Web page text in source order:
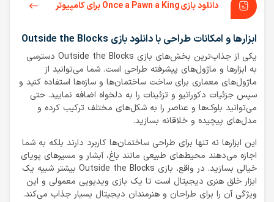
دانلود بازی Once a Pawn a King برای کامپیوتر
ابزارها و امکانات طراحی با دانلود بازی Outside the Blocks
یکی از جذاب‌ترین بخش‌های بازی Outside the Blocks دسترسی
به ابزارها و ماژول‌های پیشرفته طراحی است. شما می‌توانید از
ماژول‌های معماری برای ساخت ساختمان‌ها و سازه‌ها استفاده کنید و
سپس جزئیات دکوراتیو و تزئینات را به دلخواه اضافه نمایید. حتی
می‌توانید بلوک‌ها و عناصر را به شکل‌های مختلف ترکیب کرده و
مدل‌های پیچیده و خلاقانه بسازید.
این ابزارها نه تنها برای طراحی ساختمان‌ها کاربرد دارند بلکه به شما
اجازه می‌دهند محیط‌های طبیعی مانند باغ، آبشار و مسیرهای پویای
خیالی بسازید. در واقع، بازی Outside the Blocks بیشتر شبیه یک
ابزار خلق هنری دیجیتال است تا یک بازی ویدیویی معمولی و این
ویژگی آن را برای طراحان و هنرمندان دیجیتال بسیار جذاب می‌کند.